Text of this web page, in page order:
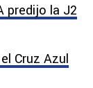
predijo la J2
Cruz Azul